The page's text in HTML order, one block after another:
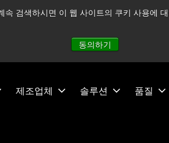
검색하시면 이 웹 사이트의 쿠키 사용에
동의하기
시하고 있으며, 모든 서비스는 정상적으
제조업체 솔루션 품질